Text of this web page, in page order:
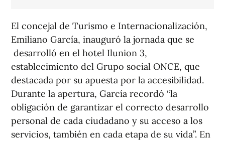
El concejal de Turismo e Internacionalización,
Emiliano García, inauguró la jornada que se
desarrolló en el hotel Ilunion 3,
establecimiento del Grupo social ONCE, que
destacada por su apuesta por la accesibilidad.
Durante la apertura, García recordó “la
obligación de garantizar el correcto desarrollo
personal de cada ciudadano y su acceso a los
servicios, también en cada etapa de su vida”. En